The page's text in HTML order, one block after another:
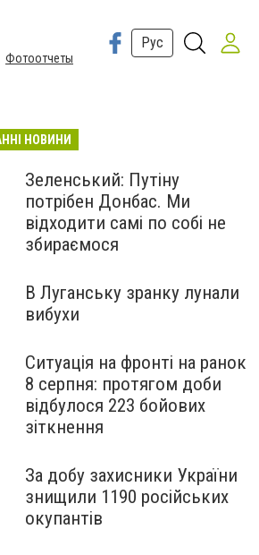
Фотоотчеты
Рус
НОВИНИ
Зеленський: Путіну
потрібен Донбас. Ми
відходити самі по собі не
збираємося
В Луганську зранку лунали
вибухи
Ситуація на фронті на ранок
8 серпня: протягом доби
відбулося 223 бойових
зіткнення
За добу захисники України
знищили 1190 російських
окупантів